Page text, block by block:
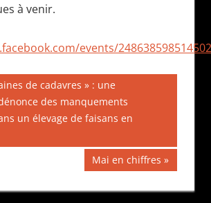
à venir.
events/
:
de cadavres » : une
des manquements
un élevage de faisans en
Publication
suivante :
Mai en chiffres